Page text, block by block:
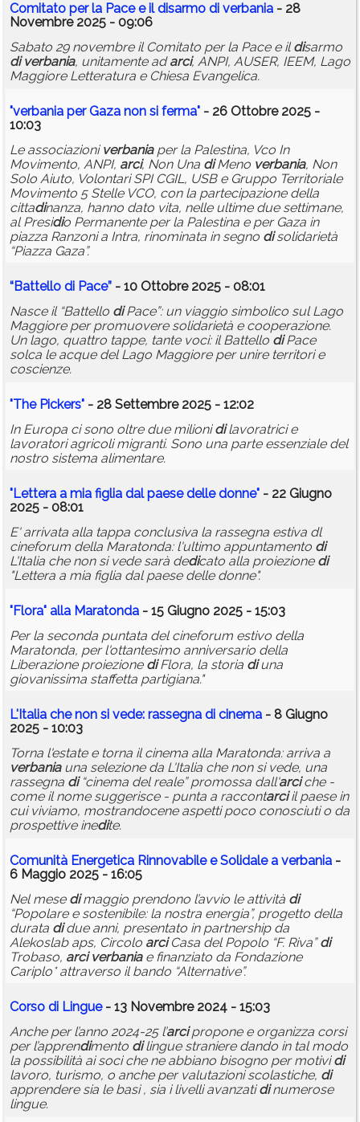
Comitato per la Pace e ildisarmo di verbania - 28
Novembre 2025 - 09:06
Sabato 29 novembre il Comitato per la Pace e ildisarmo
di verbania, unitamente adarci, ANPI, AUSER, IEEM, Lago
Maggiore Letteratura e Chiesa Evangelica.
"verbania per Gaza non si ferma" - 26 Ottobre 2025 -
10:03
Le associazioni verbaniaper la Palestina, Vco In
Movimento, ANPI, arci, Non Una diMeno verbania, Non
Solo Aiuto, Volontari SPI CGIL, USB e Gruppo Territoriale
Movimento 5 Stelle VCO, con la partecipazione della
cittadinanza, hanno dato vita, nelle ultime due settimane,
al Presidio Permanente per la Palestina e per Gaza in
piazza Ranzoni a Intra, rinominata in segno disolidarietà
“Piazza Gaza”.
“Battello di Pace” - 10 Ottobre 2025 - 08:01
Nasce il “Battello diPace”: un viaggio simbolico sul Lago
Maggiore per promuovere solidarietà e cooperazione.
Un lago, quattro tappe, tante voci: il Battello diPace
solca le acque del Lago Maggiore per unire territori e
coscienze.
"The Pickers" - 28 Settembre 2025 - 12:02
In Europa ci sono oltre due milionidilavoratrici e
lavoratori agricoli migranti. Sono una parte essenziale del
nostro sistema alimentare.
"Lettera a mia figlia dal paese delle donne" - 22 Giugno
2025 - 08:01
E' arrivata alla tappa conclusiva la rassegna estiva dl
cineforum della Maratonda: l'ultimo appuntamento di
L'Italia che non si vede sarà dedicato alla proiezione di
"Lettera a mia figlia dal paese delle donne".
"Flora" alla Maratonda - 15 Giugno 2025 - 15:03
Per la seconda puntata del cineforum estivo della
Maratonda, per l'ottantesimo anniversario della
Liberazione proiezione diFlora, la storia diuna
giovanissima staffetta partigiana."
L'Italia che non si vede: rassegna di cinema - 8 Giugno
2025 - 10:03
Torna l'estate e torna il cinema alla Maratonda: arriva a
verbaniauna selezione da L'Italia che non si vede, una
rassegna di“cinema del reale” promossa dall'arciche -
come il nome suggerisce - punta a raccontarciil paese in
cui viviamo, mostrandocene aspetti poco conosciuti o da
prospettive inedite.
Comunità Energetica Rinnovabile e Solidale a verbania -
6 Maggio 2025 - 16:05
Nel mese dimaggio prendono l’avvio le attività di
“Popolare e sostenibile: la nostra energia”, progetto della
durata didue anni, presentato in partnership da
Alekoslab aps, Circolo arciCasa del Popolo “F. Riva”di
Trobaso, arci verbaniae finanziato da Fondazione
Cariplo* attraverso il bando “Alternative”.
Corso di Lingue- 13 Novembre 2024 - 15:03
Anche per l’anno 2024-25 l’arcipropone e organizza corsi
per l’apprendimento dilingue straniere dando in tal modo
la possibilità ai soci che ne abbiano bisogno per motividi
lavoro, turismo, o anche per valutazioni scolastiche, di
apprendere sia le basi , sia i livelli avanzatidinumerose
lingue.